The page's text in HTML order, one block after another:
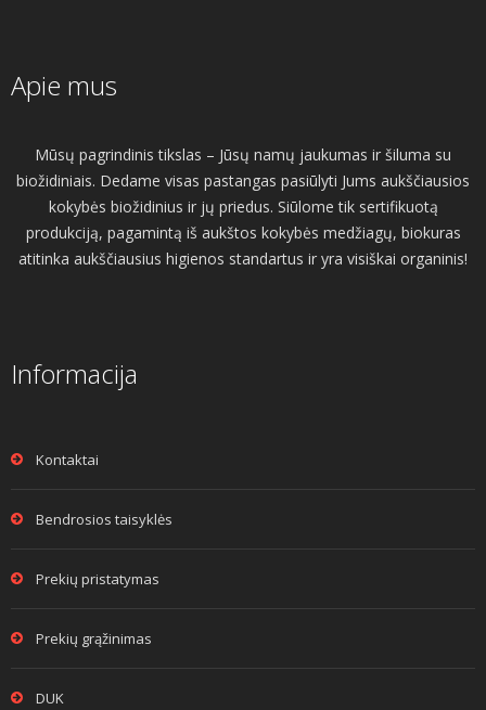
Apie mus
Mūsų pagrindinis tikslas – Jūsų namų jaukumas ir šiluma su
biožidiniais. Dedame visas pastangas pasiūlyti Jums aukščiausios
kokybės biožidinius ir jų priedus. Siūlome tik sertifikuotą
produkciją, pagamintą iš aukštos kokybės medžiagų, biokuras
atitinka aukščiausius higienos standartus ir yra visiškai organinis!
Informacija
Kontaktai
Bendrosios taisyklės
Prekių pristatymas
Prekių grąžinimas
DUK